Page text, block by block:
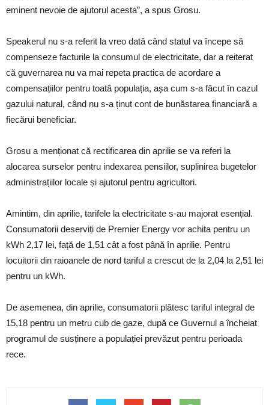
eminent nevoie de ajutorul acesta”, a spus Grosu.
Speakerul nu s-a referit la vreo dată când statul va începe să
compenseze facturile la consumul de electricitate, dar a reiterat
că guvernarea nu va mai repeta practica de acordare a
compensațiilor pentru toată populația, așa cum s-a făcut în cazul
gazului natural, când nu s-a ținut cont de bunăstarea financiară a
fiecărui beneficiar.
Grosu a menționat că rectificarea din aprilie se va referi la
alocarea surselor pentru indexarea pensiilor, suplinirea bugetelor
administrațiilor locale și ajutorul pentru agricultori.
Amintim, din aprilie, tarifele la electricitate s-au majorat esențial.
Consumatorii deserviți de Premier Energy vor achita pentru un
kWh 2,17 lei, față de 1,51 cât a fost până în aprilie. Pentru
locuitorii din raioanele de nord tariful a crescut de la 2,04 la 2,51 lei
pentru un kWh.
De asemenea, din aprilie, consumatorii plătesc tariful integral de
15,18 pentru un metru cub de gaze, după ce Guvernul a încheiat
programul de susținere a populației prevăzut pentru perioada
rece.